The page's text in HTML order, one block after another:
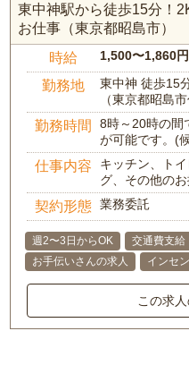
東中神駅から徒歩15分！
お仕事（東京都昭島市）
時給 1,500〜1,860円
勤務地
東中神 徒歩15
（東京都昭島市
勤務時間
8時～20時の間
が可能です。(
仕事内容
キッチン、ト
グ、その他の
契約形態 業務委託
週2〜3日からOK 交通費支給
お手伝いさんの求人
インセ
この求